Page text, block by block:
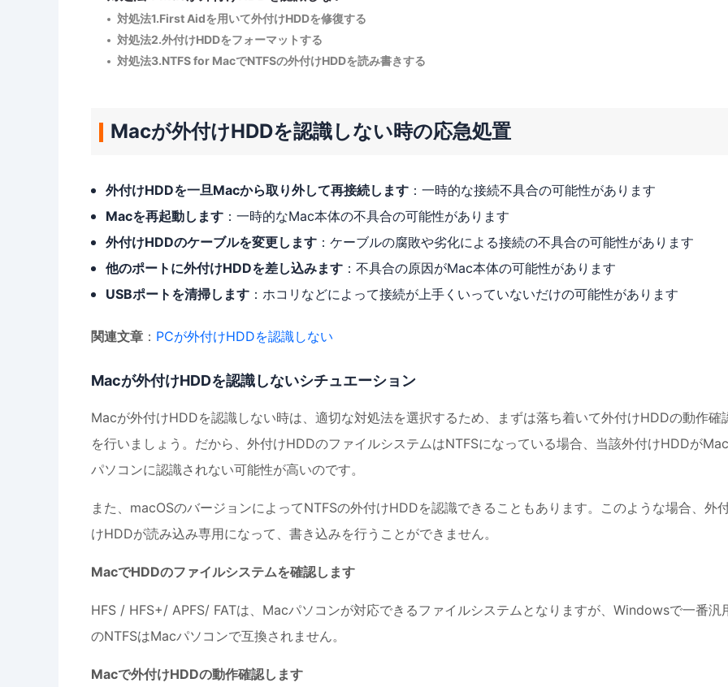
対処法1.First Aidを用いて外付けHDDを修復する
対処法2.外付けHDDをフォーマットする
対処法3.NTFS for MacでNTFSの外付けHDDを読み書きする
Macが外付けHDDを認識しない時の応急処置
外付けHDDを一旦Macから取り外して再接続します ：一時的な接続不具合の可能性があります
Macを再起動します ：一時的なMac本体の不具合の可能性があります
外付けHDDのケーブルを変更します ：ケーブルの腐敗や劣化による接続の不具合の可能性があります
他のポートに外付けHDDを差し込みます ：不具合の原因がMac本体の可能性があります
USBポートを清掃します ：ホコリなどによって接続が上手くいっていないだけの可能性があります
関連文章 ： PCが外付けHDDを認識しない
Macが外付けHDDを認識しないシチュエーション
Macが外付けHDDを認識しない時は、適切な対処法を選択するため、まずは落ち着いて外付けHDDの動作確
を行いましょう。だから、外付けHDDのファイルシステムはNTFSになっている場合、当該外付けHDDがMac
パソコンに認識されない可能性が高いのです。
また、macOSのバージョンによってNTFSの外付けHDDを認識できることもあります。このような場合、外
けHDDが読み込み専用になって、書き込みを行うことができません。
MacでHDDのファイルシステムを確認します
HFS / HFS+/ APFS/ FATは、Macパソコンが対応できるファイルシステムとなりますが、Windowsで一番汎
のNTFSはMacパソコンで互換されません。
Macで外付けHDDの動作確認します